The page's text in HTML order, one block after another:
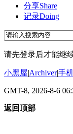
分享Share
记录Doing
请先登录后才能继
小黑屋|Archiver|手
GMT-8, 2026-8-6
返回顶部